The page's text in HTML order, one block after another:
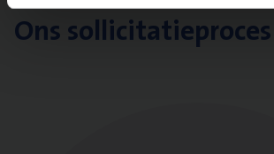
Ons sollicitatieproces